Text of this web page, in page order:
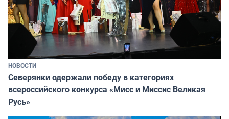
НОВОСТИ
Северянки одержали победу в категориях
всероссийского конкурса «Мисс и Миссис Великая
Русь»